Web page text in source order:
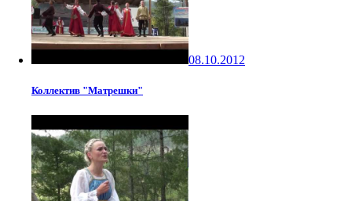
08.10.2012
Коллектив "Матрешки"